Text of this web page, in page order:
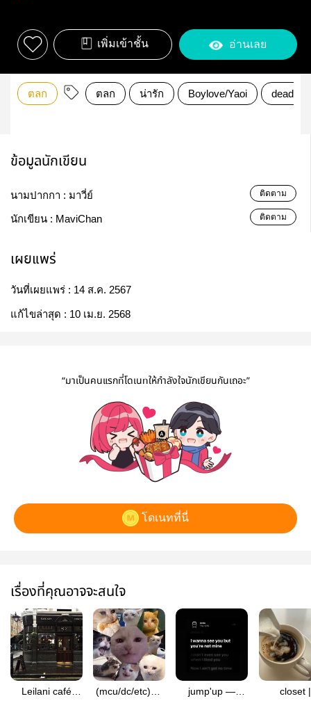
เพิ่มเข้าชั้น อ่านเลย
ตลก ตลก น่ารัก Boylove/Yaoi
ข้อมูลนักเขียน
นามปากกา : มาวี่ย์ ติดตาม
นักเขียน : MaviChan ติดตาม
เผยแพร่
วันที่เผยแพร่ : 14 ส.ค. 2567
แก้ไขล่าสุด : 10 เม.ย. 2568
“มาเป็นคนแรกที่โดเนทให้กำลังใจนักเขียนกันเถอะ”
โดเนทที่นี่
เรื่องที่คุณอาจจะสนใจ
Leilani café
(mcu/dc/etc)สุด
jump'up —
closet |